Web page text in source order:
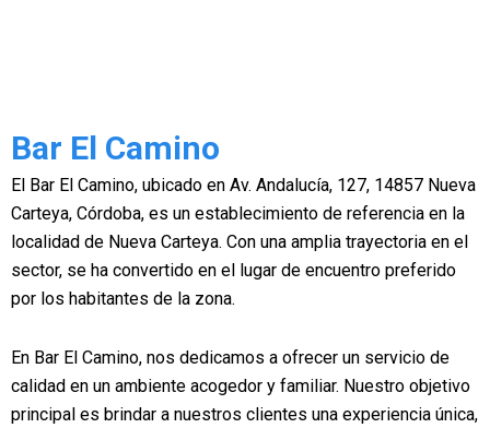
Bar El Camino
El Bar El Camino, ubicado en Av. Andalucía, 127, 14857 Nueva
Carteya, Córdoba, es un establecimiento de referencia en la
localidad de Nueva Carteya. Con una amplia trayectoria en el
sector, se ha convertido en el lugar de encuentro preferido
por los habitantes de la zona.
En Bar El Camino, nos dedicamos a ofrecer un servicio de
calidad en un ambiente acogedor y familiar. Nuestro objetivo
principal es brindar a nuestros clientes una experiencia única,